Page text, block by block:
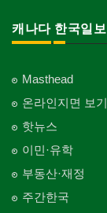
캐나다 한국일보
Masthead
온라인지면 보기
핫뉴스
이민·유학
부동산·재정
주간한국